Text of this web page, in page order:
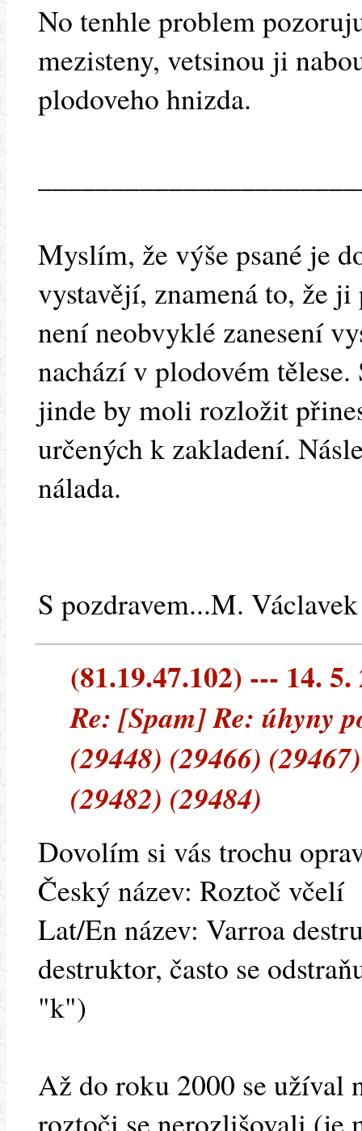
No tenhle problem
mezisteny, vetsinou ji
plodoveho hnizda.
Myslím, že výše psané je
vystavějí, znamená to, že
není neobvyklé zanesení
nachází v plodovém
jinde by moli rozložit
určených k zakladení.
nálada.
S pozdravem...M. Václavek
(81.19.47.102) --- 14. 5.
Re: [Spam] Re: úhyny
(29448) (29466)
(29482) (29484)
Dovolím si vás trochu
Český název: Roztoč včelí
Lat/En název: Varroa
destruktor, často se
"k")
Až do roku 2000 se užíval
roztoči se nerozlišovali